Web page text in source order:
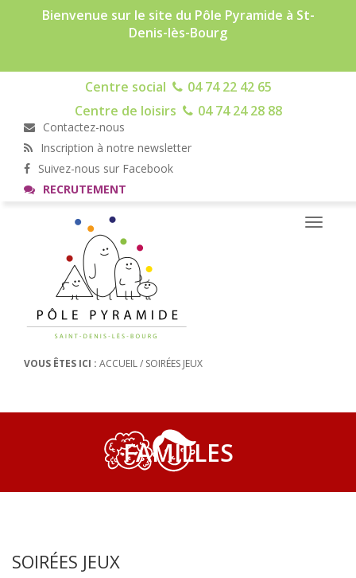
Bienvenue sur le site du Pôle Pyramide à St-
Denis-lès-Bourg
Centre social
04 74 22 42 65
Centre de loisirs
04 74 24 28 88
Contactez-nous
Inscription à notre newsletter
Suivez-nous sur Facebook
RECRUTEMENT
Toggle
VOUS ÊTES ICI : ACCUEIL/ SOIRÉES JEUX
FAMILLES
SOIRÉES JEUX